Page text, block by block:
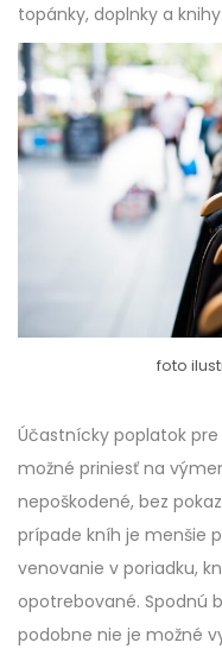
topánky, doplnky a knihy.
foto
Účastnícky poplatok
možné priniesť na
nepoškodené, bez
prípade kníh je menšie
venovanie v poriadku,
opotrebované. Spodnú
podobne nie je možné